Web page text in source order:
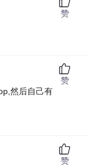
赞
然后自己有
赞
赞